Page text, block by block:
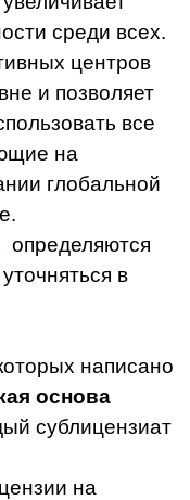
среди всех.
центров
и позволяет
все
на
глобальной
определяются
в
написано
основа
сублицензиат
на